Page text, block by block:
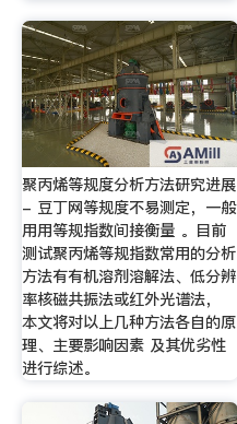
聚丙烯等规度分析方法研究进展
- 豆丁网等规度不易测定，一般
用用等规指数间接衡量 。目前
测试聚丙烯等规指数常用的分析
方法有有机溶剂溶解法、低分辨
率核磁共振法或红外光谱法，
本文将对以上几种方法各自的原
理、主要影响因素 及其优劣性
进行综述。